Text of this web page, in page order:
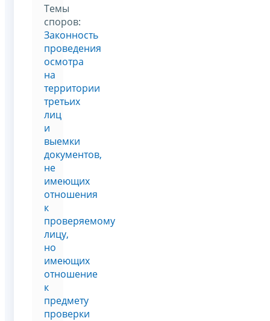
Темы
споров:
Законность
проведения
осмотра
на
территории
третьих
лиц
и
выемки
документов,
не
имеющих
отношения
к
проверяемому
лицу,
но
имеющих
отношение
к
предмету
проверки